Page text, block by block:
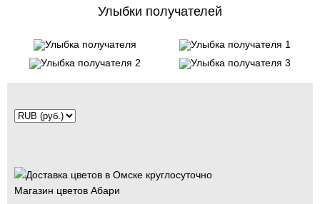
Улыбки получателей
Магазин цветов Абари